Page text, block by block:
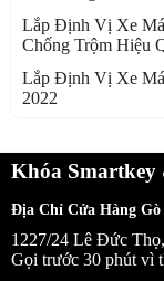
Lắp Định Vị Xe
Chống Trộm Hiệu
Lắp Định Vị Xe
2022
Khóa
Địa Chỉ Cửa Hàng Gò
1227/24 Lê Đức
Gọi trước 30 phút vì